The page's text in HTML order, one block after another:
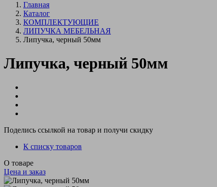
Главная
Каталог
КОМПЛЕКТУЮЩИЕ
ЛИПУЧКА МЕБЕЛЬНАЯ
Липучка, черный 50мм
Липучка, черный 50мм
Поделись ссылкой на товар и получи скидку
К списку товаров
О товаре
Цена и заказ